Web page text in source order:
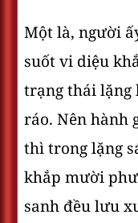
Một là, người
suốt vi diệu
trạng thái lặng
ráo. Nên hành
thì trong lặng
khắp mười
sanh đều lưu